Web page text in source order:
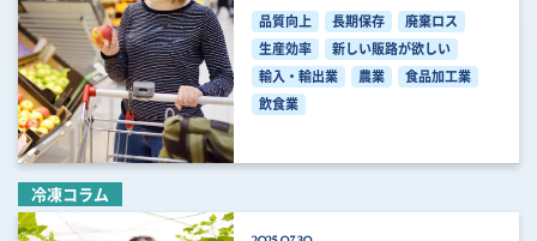
品質向上 長期保存
廃棄ロス
生産効率
新しい販路が欲しい
輸入・輸出業
農業
食品加工業
飲食業
冷凍コラム